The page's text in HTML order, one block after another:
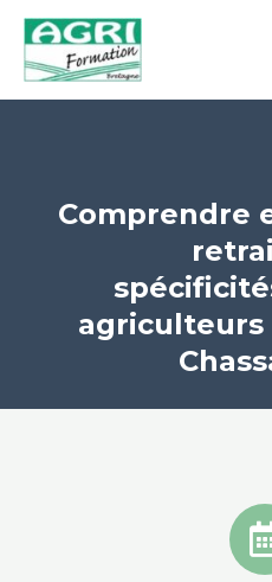
Aller
contenu
Comprendre